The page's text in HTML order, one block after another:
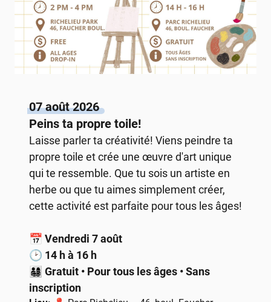
07 août 2026
Peins ta propre toile!
Laisse parler ta créativité! Viens peindre ta
propre toile et crée une œuvre d'art unique
qui te ressemble. Que tu sois un artiste en
herbe ou que tu aimes simplement créer,
cette activité est parfaite pour tous les âges!
📅 Vendredi 7 août
🕑 14 h à 16 h
👨‍👩‍👧‍👦 Gratuit • Pour tous les âges • Sans
inscription